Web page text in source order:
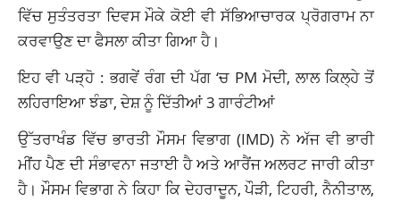
ਵਿੱਚ ਸੁਤੰਤਰਤਾ ਦਿਵਸ ਮੌਕੇ ਕੋਈ ਵੀ ਸੱਭਿਆਚਾਰਕ ਪ੍ਰੋਗਰਾਮ ਨਾ
ਕਰਵਾਉਣ ਦਾ ਫੈਸਲਾ ਕੀਤਾ ਗਿਆ ਹੈ।
ਇਹ ਵੀ ਪੜ੍ਹੋ :ਭਗਵੇਂ ਰੰਗ ਦੀ ਪੱਗ ‘ਚ PM ਮੋਦੀ, ਲਾਲ ਕਿਲ੍ਹੇ ਤੋਂ
ਲਹਿਰਾਇਆ ਝੰਡਾ, ਦੇਸ਼ ਨੂੰ ਦਿੱਤੀਆਂ 3 ਗਾਰੰਟੀਆਂ
ਉੱਤਰਾਖੰਡ ਵਿੱਚ ਭਾਰਤੀ ਮੌਸਮ ਵਿਭਾਗ (IMD) ਨੇ ਅੱਜ ਵੀ ਭਾਰੀ
ਮੀਂਹ ਪੈਣ ਦੀ ਸੰਭਾਵਨਾ ਜਤਾਈ ਹੈ ਅਤੇ ਆਰੈਂਜ ਅਲਰਟ ਜਾਰੀ ਕੀਤਾ
ਹੈ। ਮੌਸਮ ਵਿਭਾਗ ਨੇ ਕਿਹਾ ਕਿ ਦੇਹਰਾਦੂਨ, ਪੌੜੀ, ਟਿਹਰੀ, ਨੈਨੀਤਾਲ,